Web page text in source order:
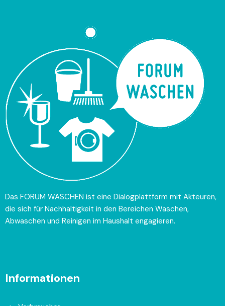
Das FORUM WASCHEN ist eine Dialogplattform mit Akteuren,
die sich für Nachhaltigkeit in den Bereichen Waschen,
Abwaschen und Reinigen im Haushalt engagieren.
Informationen